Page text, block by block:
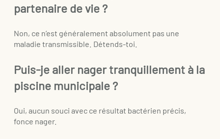
partenaire de vie ?
Non, ce n’est généralement absolument pas une
maladie transmissible. Détends-toi.
Puis-je aller nager tranquillement à la
piscine municipale ?
Oui, aucun souci avec ce résultat bactérien précis,
fonce nager.